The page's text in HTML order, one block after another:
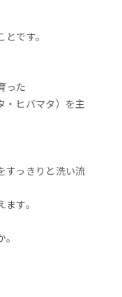
です。
った
・ヒバマタ）を主
すっきりと洗い流
す。